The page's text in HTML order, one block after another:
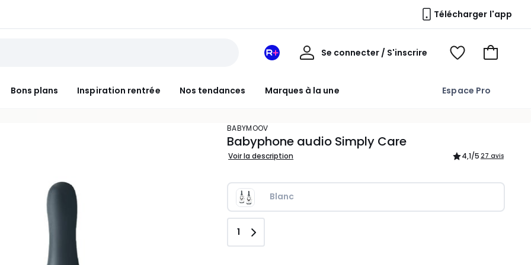
Télécharger l'app
Bons plans Inspiration rentrée Nos tendances Marques à la une Espace Pro
Mon
Redoute
Se connecter / S'inscrire
Mon
Voir
Voir
BABYMOOV
Babyphone audio Simply Care
Voir la description 4,1/5 27 avis
Blanc
Quantité
1